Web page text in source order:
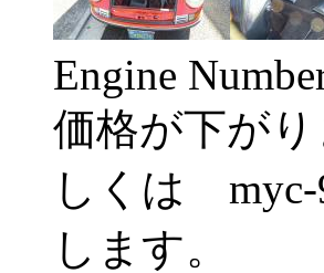
Engine
価格が下が
しくは myc-
します。